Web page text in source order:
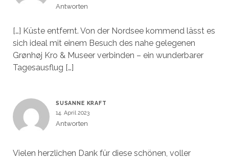
Antworten
[…] Küste entfernt. Von der Nordsee kommend lässt es
sich ideal mit einem Besuch des nahe gelegenen
Grønhøj Kro & Museer verbinden – ein wunderbarer
Tagesausflug […]
SUSANNE KRAFT
14. April 2023
Antworten
Vielen herzlichen Dank für diese schönen, voller